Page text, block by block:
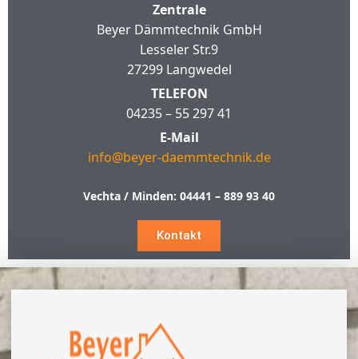
Zentrale
Beyer Dämmtechnik GmbH
Lesseler Str.9
27299 Langwedel
TELEFON
04235 – 55 297 41
E-Mail
info@beyer-daemmtechnik.de
Vechta / Minden: 04441 – 889 93 40
Kontakt